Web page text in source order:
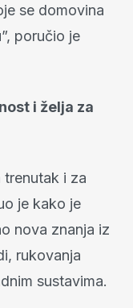
se domovina
poručio je
i želja za
trenutak i za
je kako je
nova znanja iz
rukovanja
sustavima.